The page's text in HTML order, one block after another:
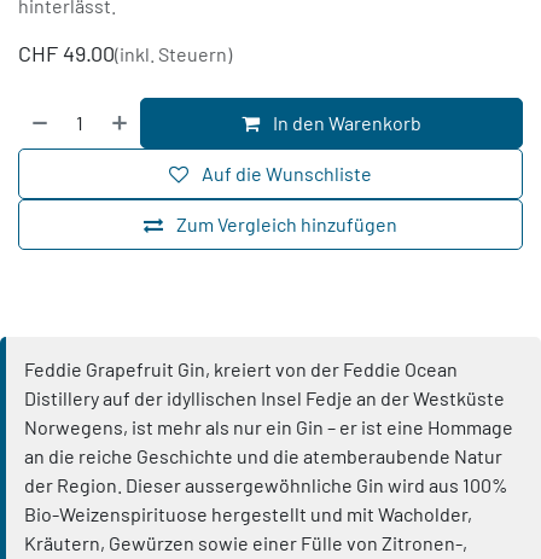
hinterlässt.
CHF 49.00(inkl. Steuern)
In den Warenkorb
Zum Vergleich hinzufügen
Auf die Wunschliste
Feddie Grapefruit Gin, kreiert von der Feddie Ocean
Distillery auf der idyllischen Insel Fedje an der Westküste
Norwegens, ist mehr als nur ein Gin – er ist eine Hommage
an die reiche Geschichte und die atemberaubende Natur
der Region. Dieser aussergewöhnliche Gin wird aus 100%
Bio-Weizenspirituose hergestellt und mit Wacholder,
Kräutern, Gewürzen sowie einer Fülle von Zitronen-,